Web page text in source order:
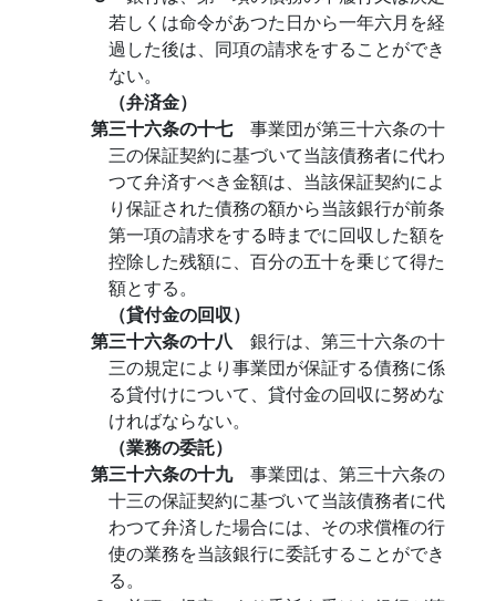
若しくは命令があつた日から一年六月を経
過した後は、同項の請求をすることができ
ない。
（弁済金）
第三十六条の十七 事業団が第三十六条の十
三の保証契約に基づいて当該債務者に代わ
つて弁済すべき金額は、当該保証契約によ
り保証された債務の額から当該銀行が前条
第一項の請求をする時までに回収した額を
控除した残額に、百分の五十を乗じて得た
額とする。
（貸付金の回収）
第三十六条の十八 銀行は、第三十六条の十
三の規定により事業団が保証する債務に係
る貸付けについて、貸付金の回収に努めな
ければならない。
（業務の委託）
第三十六条の十九 事業団は、第三十六条の
十三の保証契約に基づいて当該債務者に代
わつて弁済した場合には、その求償権の行
使の業務を当該銀行に委託することができ
る。